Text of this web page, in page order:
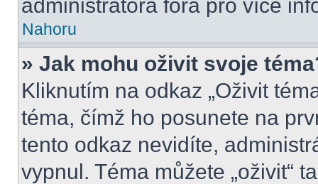
administrátora fóra pro více
Nahoru
» Jak mohu oživit svoje
Kliknutím na odkaz „Oživit
téma, čímž ho posunete na
tento odkaz nevidíte,
vypnul. Téma můžete „oživit“